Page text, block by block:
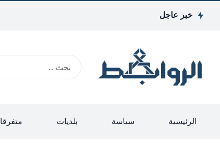
خبر عاجل
الرئيسية سياسة بلديات